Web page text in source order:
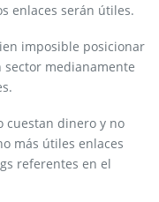
enlaces serán útiles.
imposible posicionar
medianamente
cuestan dinero y no
más útiles enlaces
referentes en el